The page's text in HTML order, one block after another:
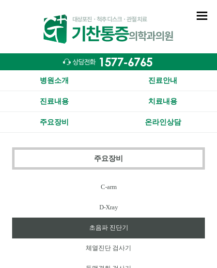
병원소개 진료안내
진료내용 치료내용
주요장비 온라인상담
주요장비
C-arm
D-Xray
초음파 진단기
체열진단 검사기